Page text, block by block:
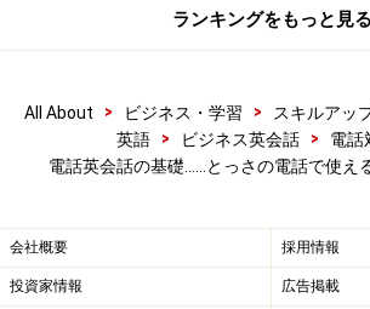
当サイトにも、2つの電話英語対応マ
国際電話のかけ方All About 「ビジネ
印刷もできるようになっていますので
くと便利です。
ランキングをもっと見る
All About > ビジネス・学習 > スキルアッ
英語
> ビジネス英会話 > 電話
電話英会話の基礎……とっさの電話で使え
会社概要 採用情報
投資家情報 広告掲載